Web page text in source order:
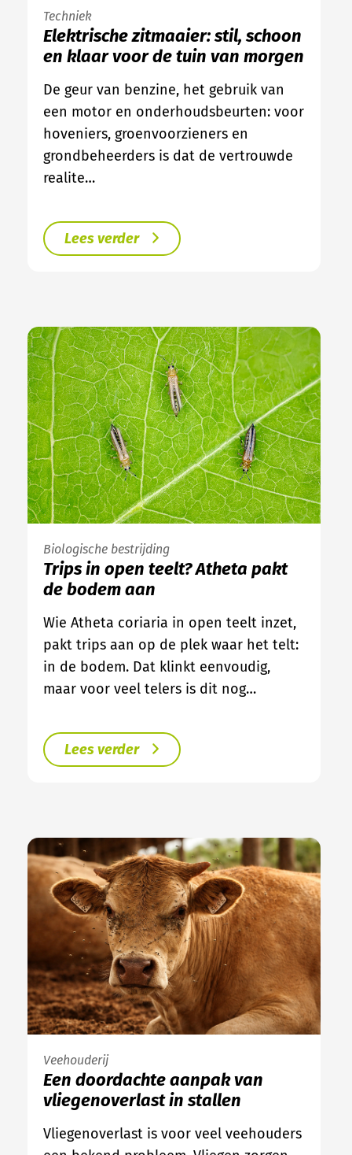
Techniek
Elektrische zitmaaier: stil, schoon
en klaar voor de tuin van morgen
De geur van benzine, het gebruik van
een motor en onderhoudsbeurten: voor
hoveniers, groenvoorzieners en
grondbeheerders is dat de vertrouwde
realite…
Lees verder
Biologische bestrijding
Trips in open teelt? Atheta pakt
de bodem aan
Wie Atheta coriaria in open teelt inzet,
pakt trips aan op de plek waar het telt:
in de bodem. Dat klinkt eenvoudig,
maar voor veel telers is dit nog…
Lees verder
Veehouderij
Een doordachte aanpak van
vliegenoverlast in stallen
Vliegenoverlast is voor veel veehouders